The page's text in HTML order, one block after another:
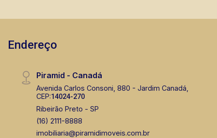
(16) 99137-0754
CORRETOR DE PLANTÃO
Endereço
Piramid - Canadá
Avenida Carlos Consoni, 880 - Jardim Canadá,
CEP:14024-270
Ribeirão Preto - SP
(16) 2111-8888
imobiliaria@piramidimoveis.com.br